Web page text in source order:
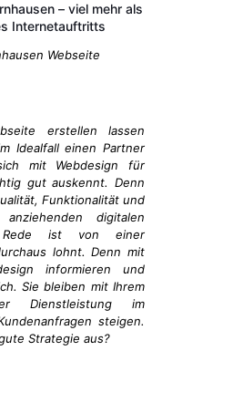
– viel mehr als
Internetauftritts
erstellen lassen
Idealfall einen Partner
mit Webdesign für
gut auskennt. Denn
Funktionalität und
digitalen
Rede ist von einer
lohnt. Denn mit
informieren und
Sie bleiben mit Ihrem
Dienstleistung im
steigen.
Strategie aus?